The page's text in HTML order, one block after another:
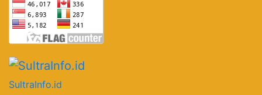
SultraInfo.id